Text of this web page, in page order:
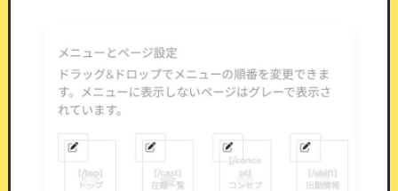
ポイントを消費して抽選を引ける機能です。
は何段階でも組めます。等級・景品名・当選時の
本文をそれぞれ設定でき、景品名を伏せて等級だ
けを見せる運用もできます。
1回あたりの消費ポイント：1回引くのに必要
なポイント